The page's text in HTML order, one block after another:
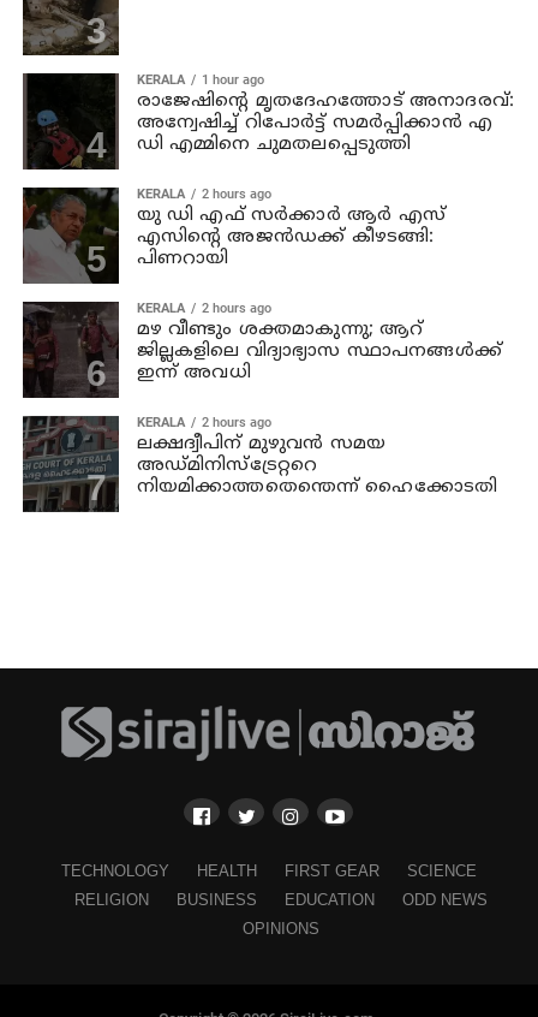
KERALA 1 hour ago
രാജേഷിന്റെ മൃതദേഹത്തോട് അനാദരവ്:
അന്വേഷിച്ച് റിപോര്‍ട്ട് സമര്‍പ്പിക്കാന്‍ എ
ഡി എമ്മിനെ ചുമതലപ്പെടുത്തി
KERALA 2 hours ago
യു ഡി എഫ് സര്‍ക്കാര്‍ ആര്‍ എസ്
എസിന്റെ അജന്‍ഡക്ക്‌ കീഴടങ്ങി:
പിണറായി
KERALA 2 hours ago
മഴ വീണ്ടും ശക്തമാകുന്നു; ആറ്
ജില്ലകളിലെ വിദ്യാഭ്യാസ സ്ഥാപനങ്ങള്‍ക്ക്
ഇന്ന് അവധി
KERALA 2 hours ago
ലക്ഷദ്വീപിന് മുഴുവന്‍ സമയ
അഡ്മിനിസ്‌ട്രേറ്ററെ
നിയമിക്കാത്തതെന്തെന്ന് ഹൈക്കോടതി
TECHNOLOGY HEALTH FIRST GEAR
SCIENCE
RELIGION
BUSINESS EDUCATION
ODD NEWS
OPINIONS